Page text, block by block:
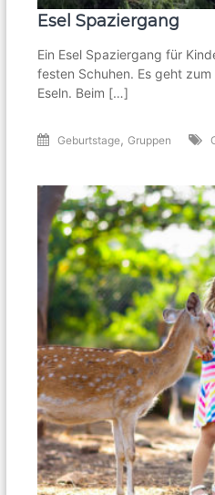
Esel Spaziergang
Ein Esel Spaziergang für
festen Schuhen. Es geht
Eseln. Beim […]
Geburtstage,Gruppen